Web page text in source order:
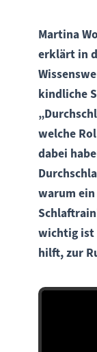
Martina
erklärt in
kindliche
welche
dabei
warum
wichtig ist
hilft, zur